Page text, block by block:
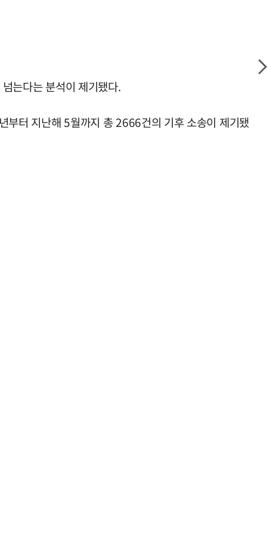
는다는 분석이 제기됐다.
터 지난해 5월까지 총 2666건의 기후 소송이 제기됐